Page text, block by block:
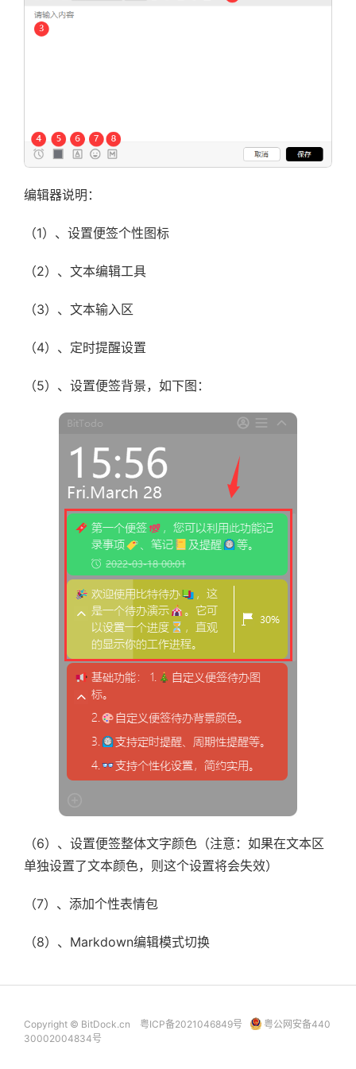
编辑器说明：
（1）、设置便签个性图标
（2）、文本编辑工具
（3）、文本输入区
（4）、定时提醒设置
（5）、设置便签背景，如下图：
（6）、设置便签整体文字颜色（注意：如果在文本区
单独设置了文本颜色，则这个设置将会失效）
（7）、添加个性表情包
（8）、Markdown编辑模式切换
Copyright © BitDock.cn 粤ICP备2021046849号
粤公网安备440
30002004834号